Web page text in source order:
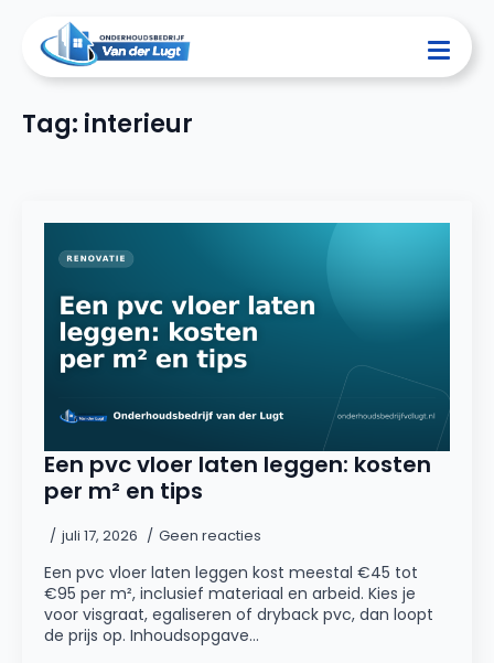
Tag: interieur
Een pvc vloer laten leggen: kosten
per m² en tips
juli 17, 2026 Geen reacties
Een pvc vloer laten leggen kost meestal €45 tot
€95 per m², inclusief materiaal en arbeid. Kies je
voor visgraat, egaliseren of dryback pvc, dan loopt
de prijs op. Inhoudsopgave…